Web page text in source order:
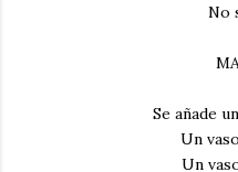
No
Se añade
Un
Un